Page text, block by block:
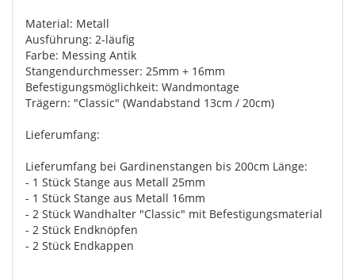
Material: Metall
Ausführung: 2-läufig
Farbe: Messing Antik
Stangendurchmesser: 25mm + 16mm
Befestigungsmöglichkeit: Wandmontage
Trägern: "Classic" (Wandabstand 13cm / 20cm)
Lieferumfang:
Lieferumfang bei Gardinenstangen bis 200cm Länge:
- 1 Stück Stange aus Metall 25mm
- 1 Stück Stange aus Metall 16mm
- 2 Stück Wandhalter "Classic" mit Befestigungsmaterial
- 2 Stück Endknöpfen
- 2 Stück Endkappen